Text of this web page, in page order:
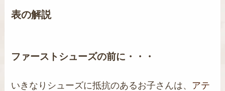
表の解説
ファーストシューズの前に・・・
いきなりシューズに抵抗のあるお子さんは、 アテ